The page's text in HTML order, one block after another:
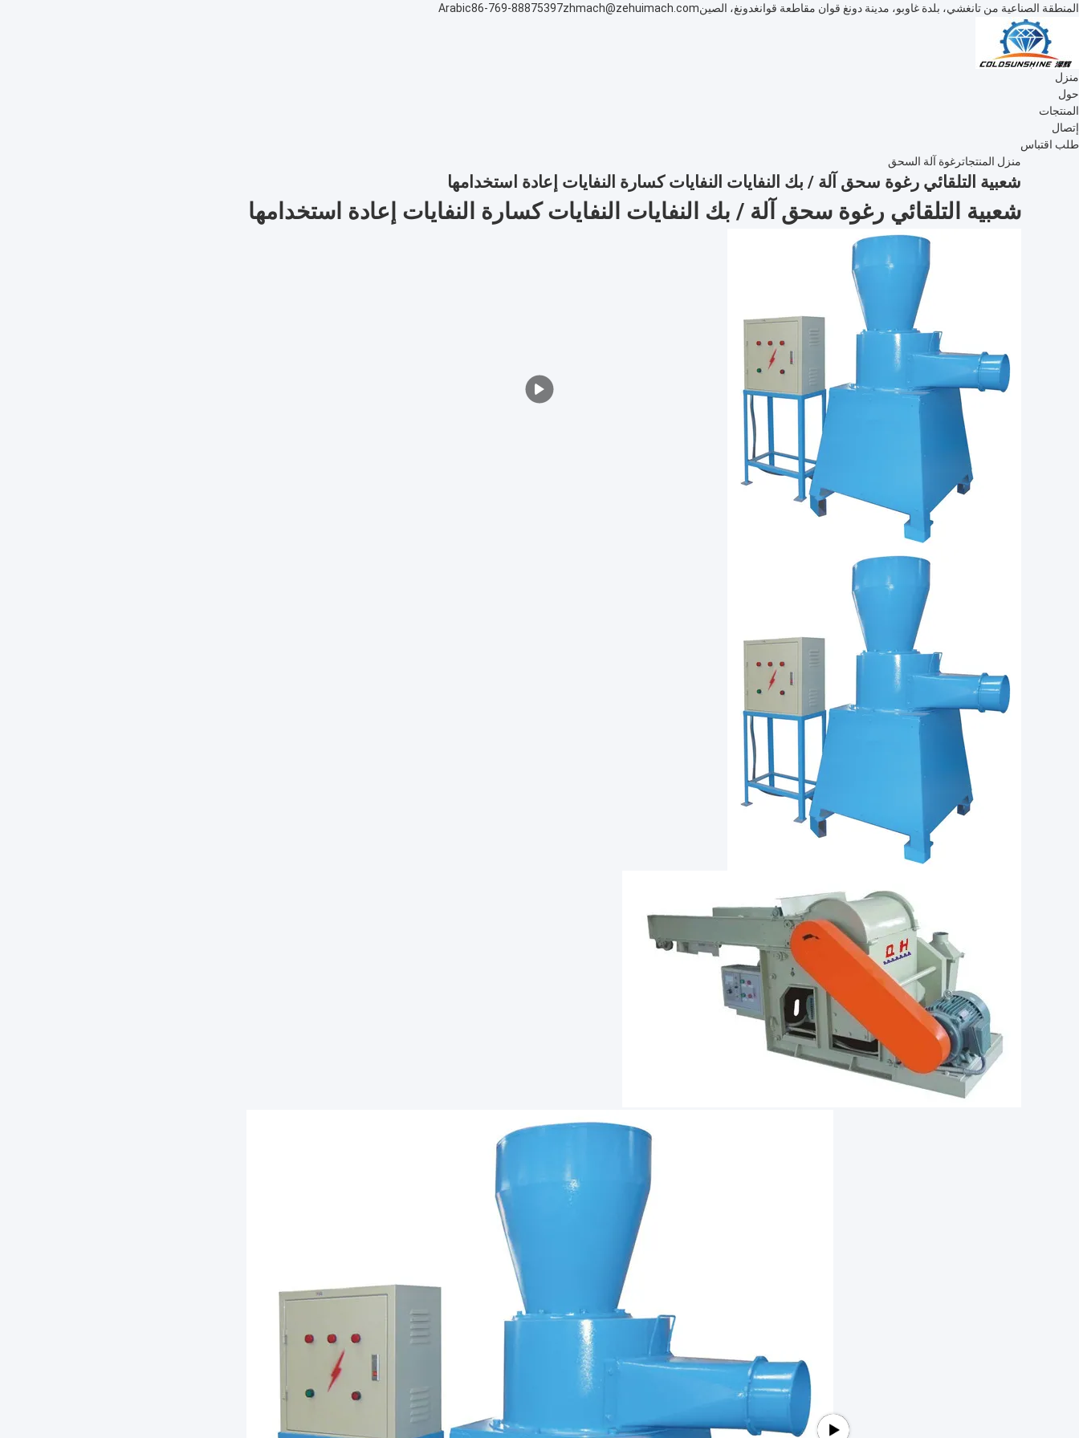
المنطقة الصناعية من تانغشي، بلدة غاوبو، مدينة دونغ قوان مقاطعة قوانغدونغ، الصينzhmach@zehuimach.com
86-769-88875397
Arabic
منزل
حول
المنتجات
إتصال
طلب اقتباس
منزل المنتجاترغوة آلة السحق
شعبية التلقائي رغوة سحق آلة / بك النفايات النفايات كسارة النفايات إعادة استخدامها
شعبية التلقائي رغوة سحق آلة / بك النفايات النفايات كسارة النفايات إعادة استخدامها